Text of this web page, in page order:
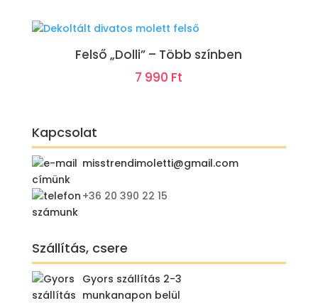
Felső „Dolli” – Több színben
7 990 Ft
Kapcsolat
misstrendimoletti@gmail.com
+36 20 390 22 15
Szállítás, csere
Gyors szállítás 2-3
munkanapon belül